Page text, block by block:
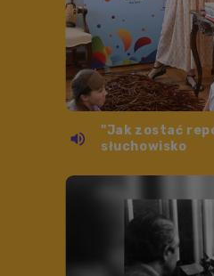
"Jak zostać
słuchowisko